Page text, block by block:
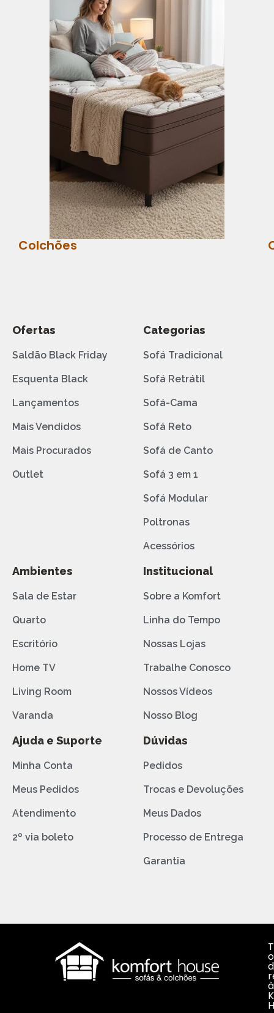
Colchões
Ofertas
Saldão Black Friday
Esquenta Black
Lançamentos
Mais Vendidos
Mais Procurados
Outlet
Categorias
Sofá Tradicional
Sofá Retrátil
Sofá-Cama
Sofá Reto
Sofá de Canto
Sofá 3 em 1
Sofá Modular
Poltronas
Acessórios
Ambientes
Sala de Estar
Quarto
Escritório
Home TV
Living Room
Varanda
Institucional
Sobre a Komfort
Linha do Tempo
Nossas Lojas
Trabalhe Conosco
Nossos Vídeos
Nosso Blog
Ajuda e Suporte
Minha Conta
Meus Pedidos
Atendimento
2º via boleto
Dúvidas
Pedidos
Trocas e Devoluções
Meus Dados
Processo de Entrega
Garantia
à